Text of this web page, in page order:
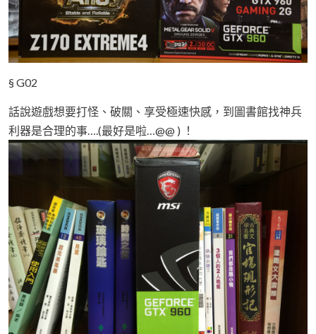
§ G02
話說遊戲想要打怪、破關、享受極速快感，到圖書館找神兵
利器是合理的事….(最好是啦…@@ ) ！